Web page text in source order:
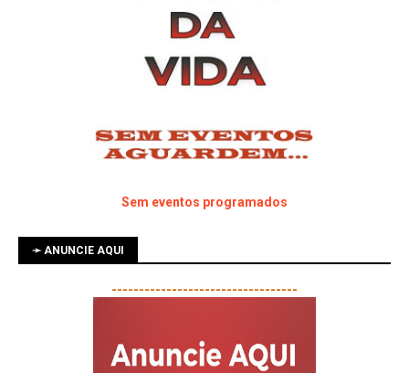
Sem eventos programados
➛ ANUNCIE AQUI
----------------------------------